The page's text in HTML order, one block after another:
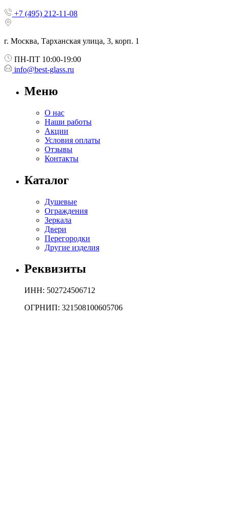
+7 (495) 212-11-08
г. Москва, Тарханская улица, 3, корп. 1
ПН-ПТ 10:00-19:00
info@best-glass.ru
Меню
О нас
Наши работы
Акции
Условия оплаты
Отзывы
Контакты
Каталог
Душевые
Ограждения
Зеркала
Двери
Перегородки
Другие изделия
Реквизиты
ИНН: 502724506712
ОГРНИП: 321508100605706